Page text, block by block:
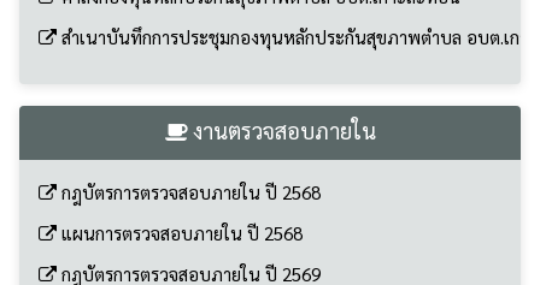
งานตรวจสอบภายใน
กฎบัตรการตรวจสอบภายใน ปี 2568
แผนการตรวจสอบภายใน ปี 2568
กฎบัตรการตรวจสอบภายใน ปี 2569
แผนตรวจการสอบภายใน ปี 2569